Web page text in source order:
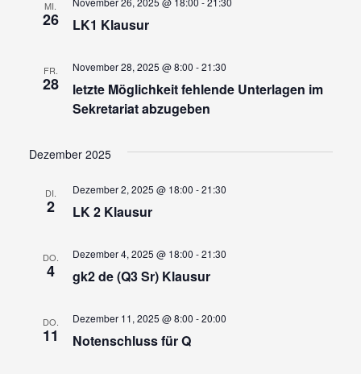
MI.
26 LK1 Klausur
FR.
28
letzte Möglichkeit fehlende Unterlagen im
Sekretariat abzugeben
November 28, 2025 @ 8:00 -21:30
Dezember 2025
DI.
2 LK 2 Klausur
Dezember 2, 2025 @ 18:00 -21:30
DO.
4 gk2 de (Q3 Sr) Klausur
Dezember 4, 2025 @ 18:00 -21:30
DO.
11 Notenschluss für Q
Dezember 11, 2025 @ 8:00 -20:00